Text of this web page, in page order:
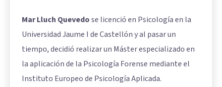
Mar Lluch Quevedose licenció en Psicología en la
Universidad Jaume I de Castellón y al pasar un
tiempo, decidió realizar un Máster especializado en
la aplicación de la Psicología Forense mediante el
Instituto Europeo de Psicología Aplicada.